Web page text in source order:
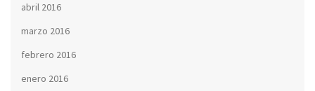
abril 2016
marzo 2016
febrero 2016
enero 2016